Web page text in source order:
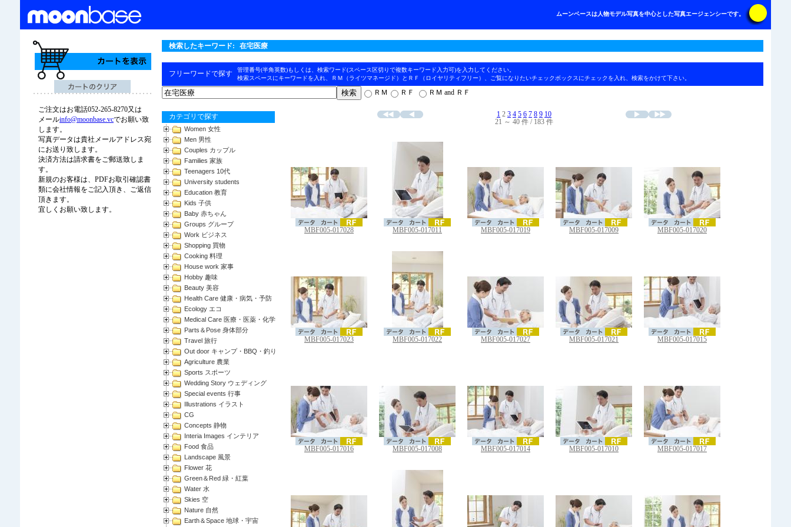
ムーンベースは人物モデル写真を中心とした写真エージェンシーです。
ご注文はお電話052-265-8270又は
メールinfo@moonbase.vcでお願い致
します。
写真データは貴社メールアドレス宛
にお送り致します。
決済方法は請求書をご郵送致しま
す。
新規のお客様は、PDFお取引確認書
類に会社情報をご記入頂き、ご返信
頂きます。
宜しくお願い致します。
検索したキーワード: 在宅医療
フリーワードで探す
管理番号(半角英数)もしくは、検索ワード(スペース区切りで複数キーワード入力可)を入力してください。
検索スペースにキーワードを入れ、ＲＭ（ライツマネージド）とＲＦ（ロイヤリティフリー）、ご覧になりたいチェックボックスにチェックを入れ、検索をかけて下さい。
ＲＭ ＲＦ ＲＭ and ＲＦ
カテゴリで探す
Women 女性
Men 男性
Couples カップル
Families 家族
Teenagers 10代
University students
Education 教育
Kids 子供
Baby 赤ちゃん
Groups グループ
Work ビジネス
Shopping 買物
Cooking 料理
House work 家事
Hobby 趣味
Beauty 美容
Health Care 健康・病気・予防
Ecology エコ
Medical Care 医療・医薬・化学
Parts＆Pose 身体部分
Travel 旅行
Out door キャンプ・BBQ・釣り
Agriculture 農業
Sports スポーツ
Wedding Story ウェディング
Special events 行事
Illustrations イラスト
CG
Concepts 静物
Interia Images インテリア
Food 食品
Landscape 風景
Flower 花
Green＆Red 緑・紅葉
Water 水
Skies 空
Nature 自然
Earth＆Space 地球・宇宙
1 2 3 4 5 6 7 8 9 10
21 ～ 40 件 / 183 件
MBF005-017028 MBF005-017011 MBF005-017019 MBF005-017009 MBF005-017020
MBF005-017023 MBF005-017022 MBF005-017027 MBF005-017021 MBF005-017015
MBF005-017016 MBF005-017008 MBF005-017014 MBF005-017010 MBF005-017017